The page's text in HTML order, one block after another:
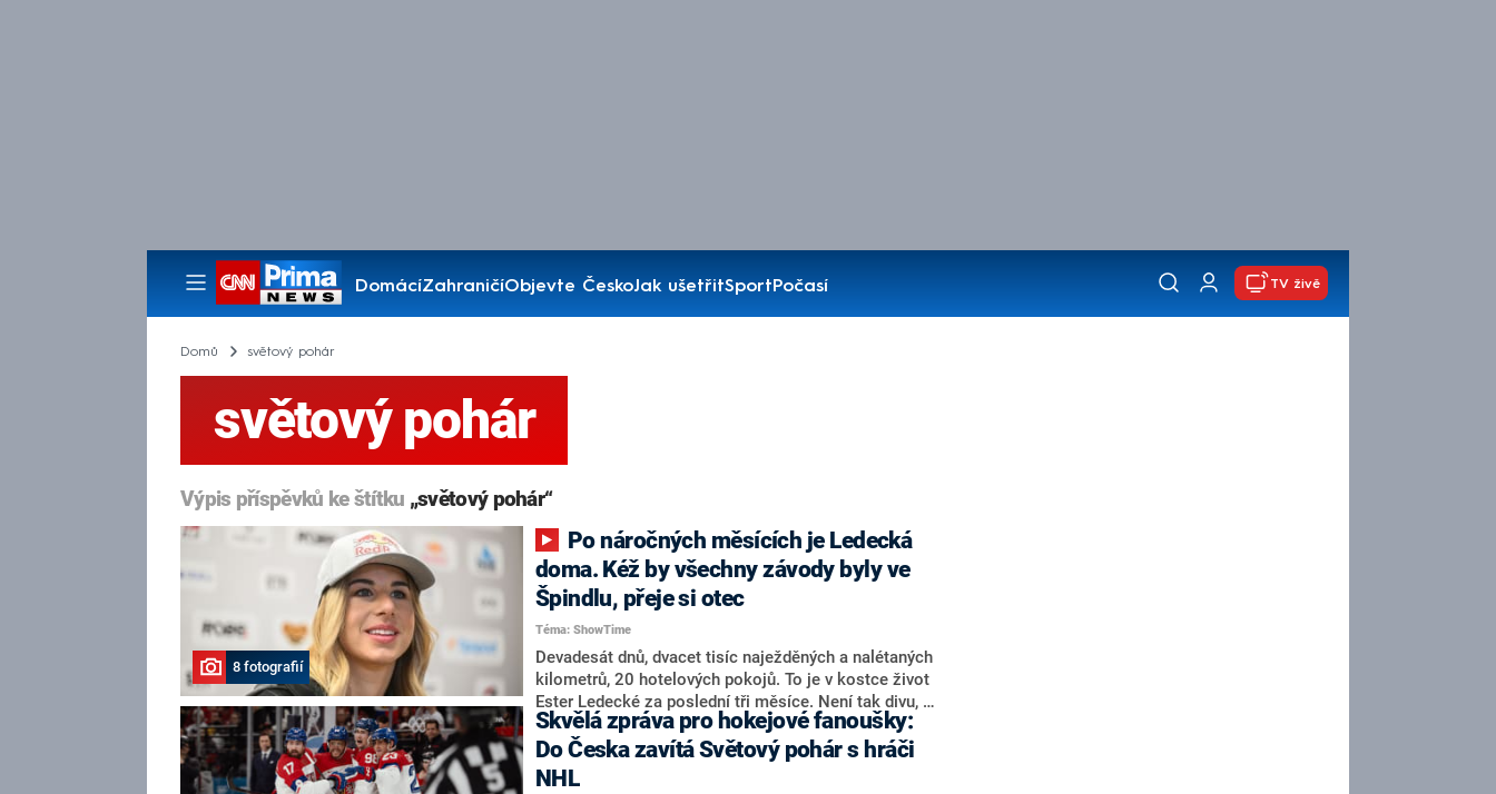
DomácíZahraničíObjevte ČeskoJak ušetřitSportPočasí
Pořady
TV živě
Domů světový pohár
světový pohár
Výpis příspěvků ke štítku „světový pohár“
8 fotografií
doma. Kéž by všechny závody byly ve
Špindlu, přeje si otec
Téma: ShowTime
Devadesát dnů, dvacet tisíc naježděných a nalétaných
kilometrů, 20 hotelových pokojů. To je v kostce život
Ester Ledecké za poslední tři měsíce. Není tak divu, že
si trojnásobná olympijská vítězka dopřála odpočinek v
Česku a výsledek relaxu u kadeřníka nabídla i svým
fanouškům.
Skvělá zpráva pro hokejové fanoušky:
Do Česka zavítá Světový pohár s hráči
NHL